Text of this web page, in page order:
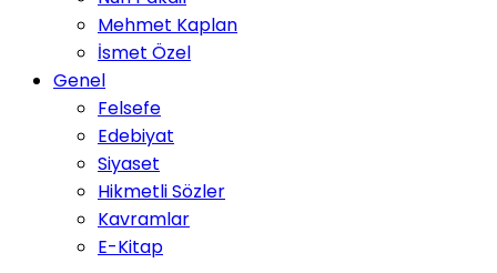
Mehmet Kaplan
İsmet Özel
Genel
Felsefe
Edebiyat
Siyaset
Hikmetli Sözler
Kavramlar
E-Kitap